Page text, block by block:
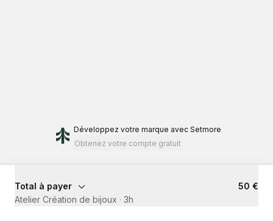
Développez votre marque avec Setmore
Obtenez votre compte gratuit
Total à payer
50 €
Atelier Création de bijoux · 3h